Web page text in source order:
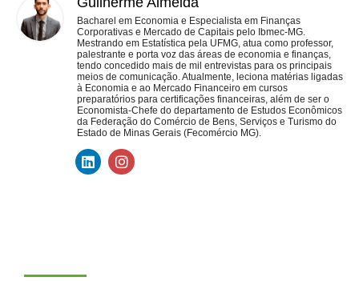
Bacharel em Economia e Especialista em Finanças
Corporativas e Mercado de Capitais pelo Ibmec-MG.
Mestrando em Estatística pela UFMG, atua como professor,
palestrante e porta voz das áreas de economia e finanças,
tendo concedido mais de mil entrevistas para os principais
meios de comunicação. Atualmente, leciona matérias ligadas
à Economia e ao Mercado Financeiro em cursos
preparatórios para certificações financeiras, além de ser o
Economista-Chefe do departamento de Estudos Econômicos
da Federação do Comércio de Bens, Serviços e Turismo do
Estado de Minas Gerais (Fecomércio MG).